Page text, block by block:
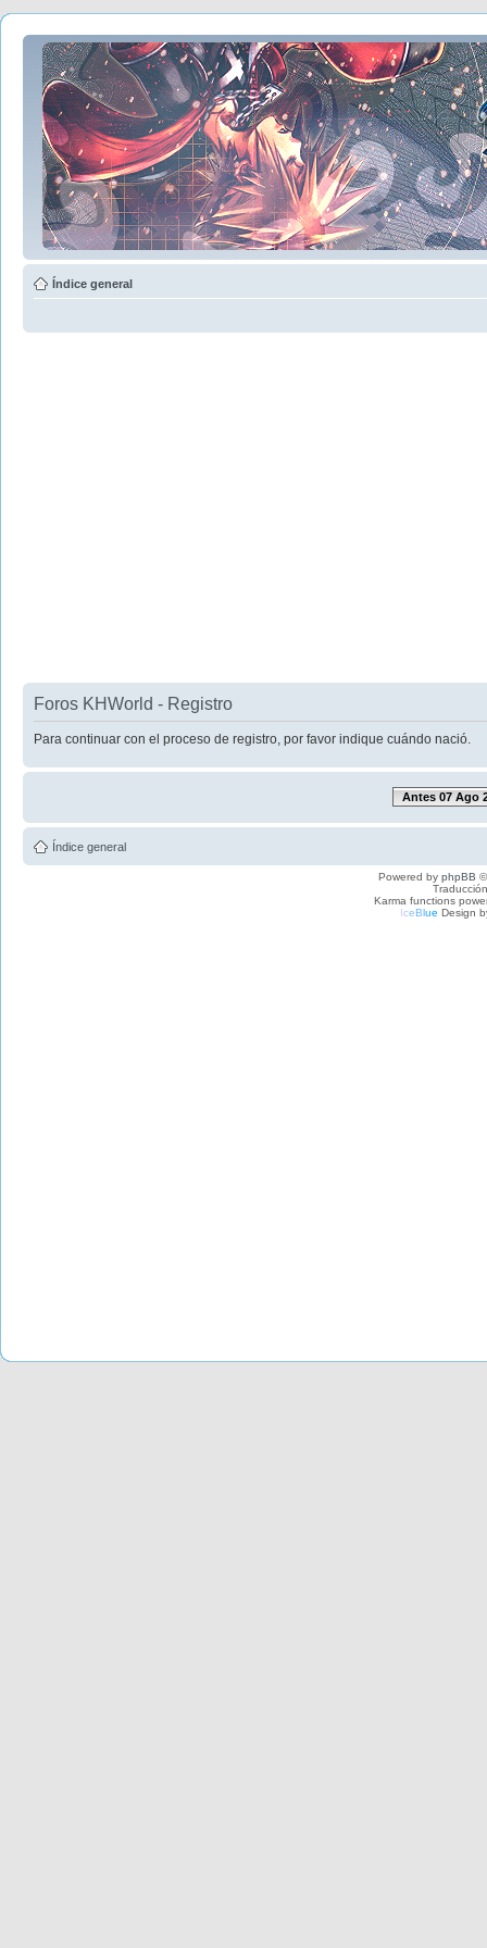
Índice general
Foros KHWorld - Registro
Para continuar con el proceso de registro, por favor indique cuándo nació.
Antes 07 Ago
Índice general
Powered by phpBB
Karma functions
IceBlue Design